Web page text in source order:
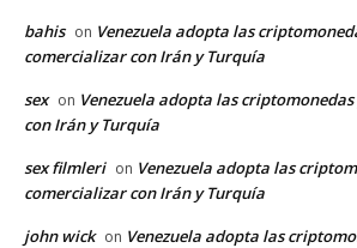
bahis on Venezuela adopta las
comercializar con Irán y Turquía
sex on Venezuela adopta las
con Irán y Turquía
sex filmleri on Venezuela adopta las
comercializar con Irán y Turquía
john wick on Venezuela adopta las